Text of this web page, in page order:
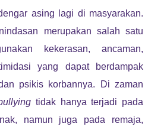
asing lagi di masyarakan.
merupakan salah satu
kekerasan, ancaman,
yang dapat berdampak
psikis korbannya. Di zaman
tidak hanya terjadi pada
namun juga pada remaja,